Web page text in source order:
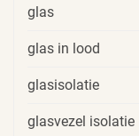
glas
glas in lood
glasisolatie
glasvezel isolatie